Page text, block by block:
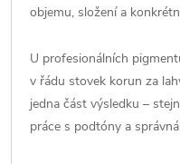
objemu, složení a
U profesionálních
v řádu stovek korun za
jedna část výsledku –
práce s podtóny a